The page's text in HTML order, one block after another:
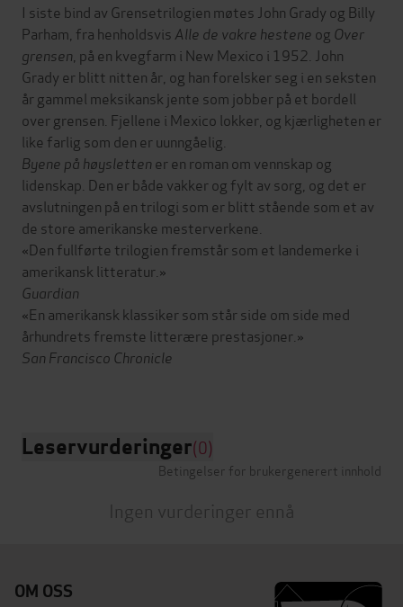
I siste bind av Grensetrilogien møtes John Grady og Billy
Parham, fra henholdsvis Alle de vakre hestene og Over
grensen , på en kvegfarm i New Mexico i 1952. John
Grady er blitt nitten år, og han forelsker seg i en seksten
år gammel meksikansk jente som jobber på et bordell
over grensen. Fjellene i Mexico lokker, og kjærligheten er
like farlig som den er uunngåelig.
Byene på høysletten er en roman om vennskap og
lidenskap. Den er både vakker og fylt av sorg, og det er
avslutningen på en trilogi som er blitt stående som et av
de store amerikanske mesterverkene.
«Den fullførte trilogien fremstår som et landemerke i
amerikansk litteratur.»
Guardian
«En amerikansk klassiker som står side om side med
århundrets fremste litterære prestasjoner.»
San Francisco Chronicle
Leservurderinger(0)
Betingelser for brukergenerert innhold
Ingen vurderinger ennå
OM OSS